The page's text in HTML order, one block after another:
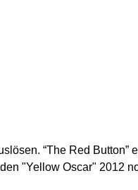
“The Red
"Yellow Oscar" 2012